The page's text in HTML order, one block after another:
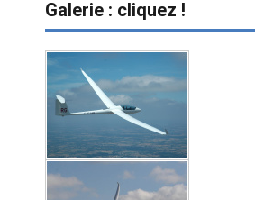
Galerie : cliquez !